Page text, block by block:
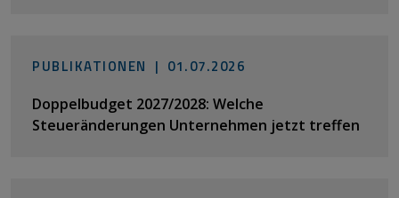
PUBLIKATIONEN | 01.07.2026
Doppelbudget 2027/2028: Welche
Steueränderungen Unternehmen jetzt treffen